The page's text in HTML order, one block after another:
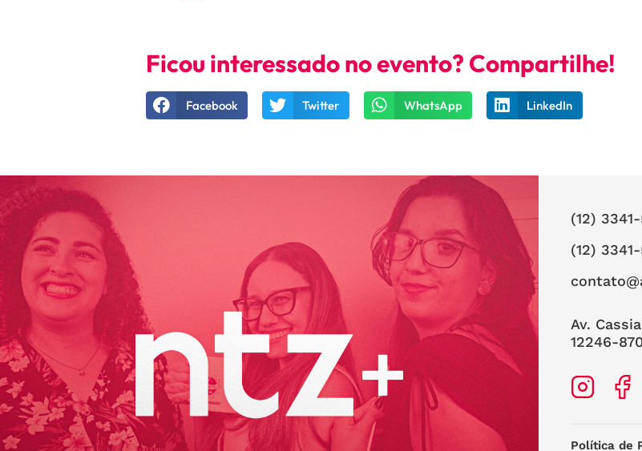
Ficou interessado no evento? Compartilhe!
Facebook Twitter WhatsApp LinkedIn
(12)
(12)
Av.
12246-
Política de